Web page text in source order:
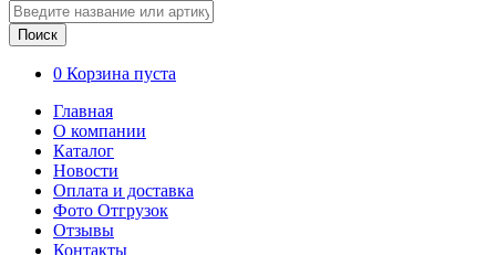
Поиск
0 Корзина пуста
Главная
О компании
Каталог
Новости
Оплата и доставка
Фото Отгрузок
Отзывы
Контакты